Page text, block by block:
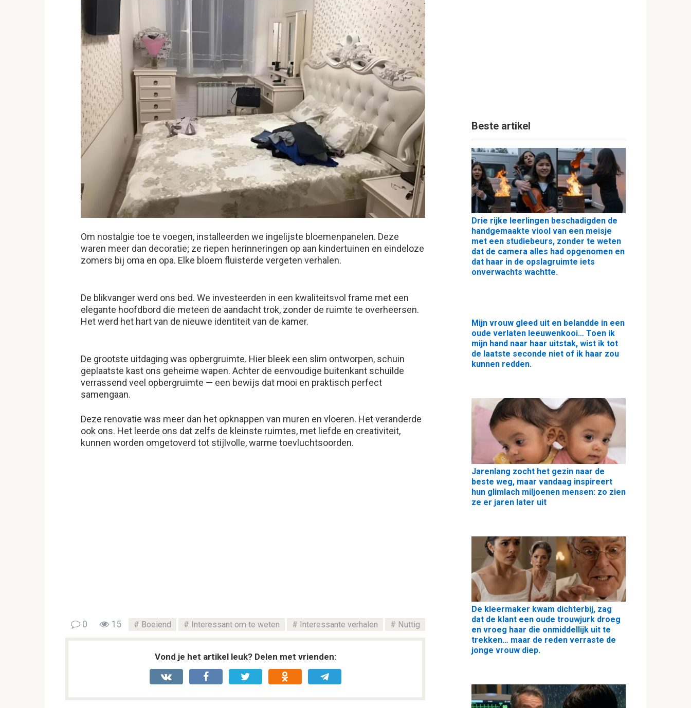
Om nostalgie toe te voegen, installeerden we ingelijste bloemenpanelen. Deze
waren meer dan decoratie; ze riepen herinneringen op aan kindertuinen en eindeloze
zomers bij oma en opa. Elke bloem fluisterde vergeten verhalen.
De blikvanger werd ons bed. We investeerden in een kwaliteitsvol frame met een
elegante hoofdbord die meteen de aandacht trok, zonder de ruimte te overheersen.
Het werd het hart van de nieuwe identiteit van de kamer.
De grootste uitdaging was opbergruimte. Hier bleek een slim ontworpen, schuin
geplaatste kast ons geheime wapen. Achter de eenvoudige buitenkant schuilde
verrassend veel opbergruimte — een bewijs dat mooi en praktisch perfect
samengaan.
Deze renovatie was meer dan het opknappen van muren en vloeren. Het veranderde
ook ons. Het leerde ons dat zelfs de kleinste ruimtes, met liefde en creativiteit,
kunnen worden omgetoverd tot stijlvolle, warme toevluchtsoorden.
0 15 Boeiend Interessant om te weten Interessante verhalen Nuttig
Vond je het artikel leuk? Delen met vrienden:
Beste artikel
Drie rijke leerlingen beschadigden de
handgemaakte viool van een meisje
met een studiebeurs, zonder te weten
dat de camera alles had opgenomen en
dat haar in de opslagruimte iets
onverwachts wachtte.
Mijn vrouw gleed uit en belandde in een
oude verlaten leeuwenkooi… Toen ik
mijn hand naar haar uitstak, wist ik tot
de laatste seconde niet of ik haar zou
kunnen redden.
Jarenlang zocht het gezin naar de
beste weg, maar vandaag inspireert
hun glimlach miljoenen mensen: zo zien
ze er jaren later uit
De kleermaker kwam dichterbij, zag
dat de klant een oude trouwjurk droeg
en vroeg haar die onmiddellijk uit te
trekken… maar de reden verraste de
jonge vrouw diep.